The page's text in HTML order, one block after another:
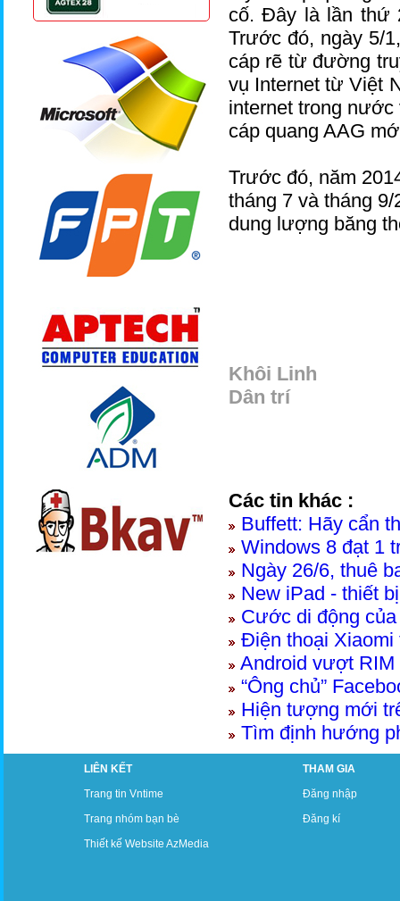
cố. Đây là lần thứ
Trước đó, ngày 5/
cáp rẽ từ đường
vụ Internet từ Việt
internet trong
cáp quang AAG
Trước đó, năm
tháng 7 và tháng
dung lượng băng
Khôi Linh
Dân trí
Các tin khác :
Buffett: Hãy cẩn
Windows 8 đạt 1
Ngày 26/6, thuê
New iPad - thiết
Cước di động
Điện thoại Xiaomi
Android vượt RIM
“Ông chủ”
Hiện tượng mới
Tìm định hướng
LIÊN KẾT
Trang tin Vntime
Trang nhóm bạn bè
Thiết kế Website AzMedia
THAM GIA
Đăng nhập
Đăng kí